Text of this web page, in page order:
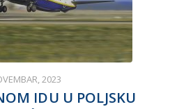
2023
IDU U POLJSKU